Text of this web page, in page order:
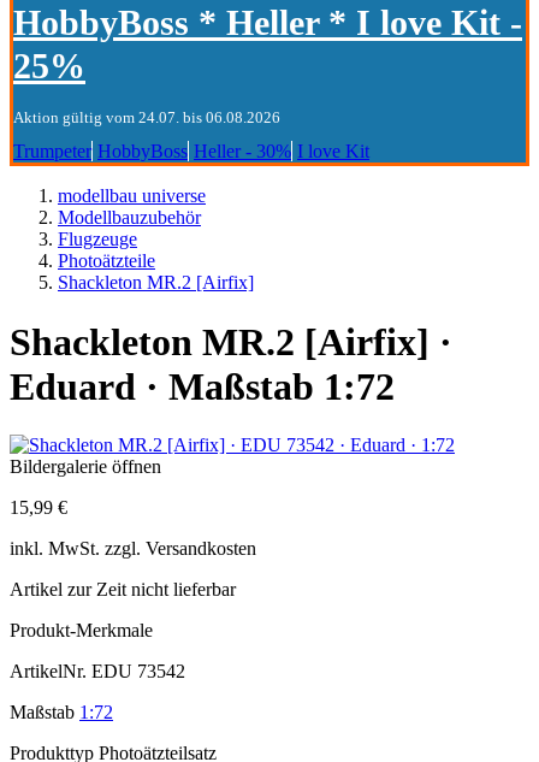
HobbyBoss * Heller * I love Kit -
25%
Aktion gültig vom 24.07. bis 06.08.2026
Trumpeter HobbyBoss Heller - 30% I love Kit
modellbau universe
Modellbauzubehör
Flugzeuge
Photoätzteile
Shackleton MR.2 [Airfix]
Shackleton MR.2 [Airfix] ·
Eduard · Maßstab 1:72
Bildergalerie öffnen
15,99 €
inkl. MwSt. zzgl. Versandkosten
Artikel zur Zeit nicht lieferbar
Produkt-Merkmale
ArtikelNr. EDU 73542
Maßstab 1:72
Produkttyp Photoätzteilsatz